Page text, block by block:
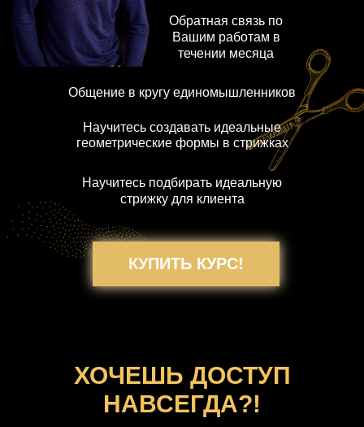
Обратная связь по
Вашим работам в
течении месяца
Общение в кругу единомышленников
Научитесь создавать идеальные
геометрические формы в стрижках
Научитесь подбирать идеальную
стрижку для клиента
КУПИТЬ КУРС!
ХОЧЕШЬ ДОСТУП
НАВСЕГДА?!